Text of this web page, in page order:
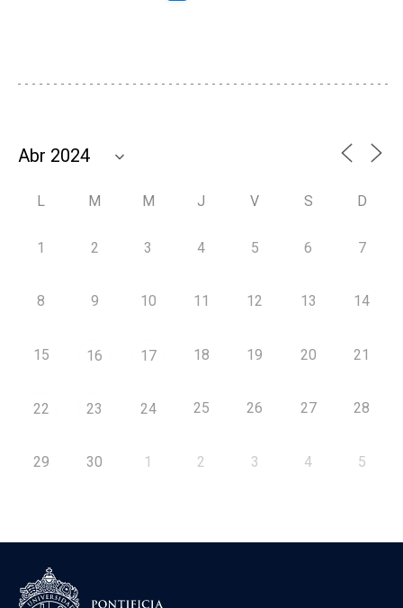
L M M J V S D
1 2 3 4 5 6 7
8 9 10 11 12 13 14
15 16 17 18 19 20 21
22 23 24 25 26 27 28
29 30 1 2 3 4 5